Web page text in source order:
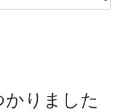
りました